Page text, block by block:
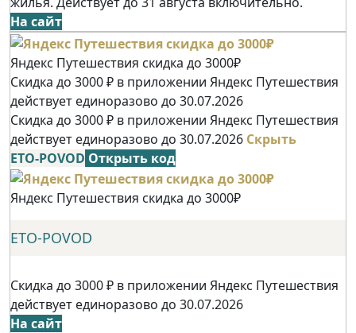
На сайт
Яндекс Путешествия скидка до 3000₽
Скидка до 3000 ₽ в приложении Яндекс Путешествия
действует единоразово до 30.07.2026
Скидка до 3000 ₽ в приложении Яндекс Путешествия
действует единоразово до 30.07.2026 Скрыть
ETO-POVOD Открыть код
Яндекс Путешествия скидка до 3000₽
ETO-POVOD
Скидка до 3000 ₽ в приложении Яндекс Путешествия
действует единоразово до 30.07.2026
На сайт